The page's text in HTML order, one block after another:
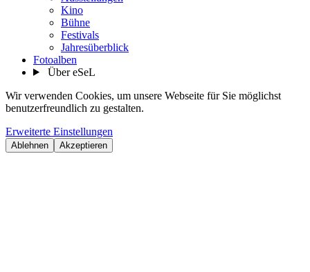
Kino
Bühne
Festivals
Jahresüberblick
Fotoalben
Über eSeL
Wir verwenden Cookies, um unsere Webseite für Sie möglichst
benutzerfreundlich zu gestalten.
Erweiterte Einstellungen
Ablehnen Akzeptieren